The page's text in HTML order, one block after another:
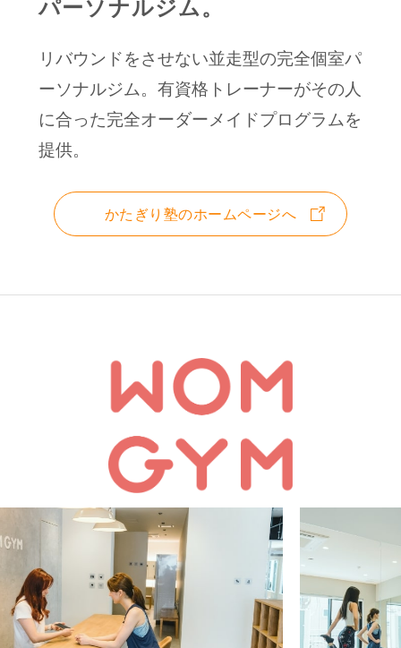
パーソナルジム。
リバウンドをさせない並走型の完全個室パ
ーソナルジム。有資格トレーナーがその人
に合った完全オーダーメイドプログラムを
提供。
かたぎり塾のホームページへ